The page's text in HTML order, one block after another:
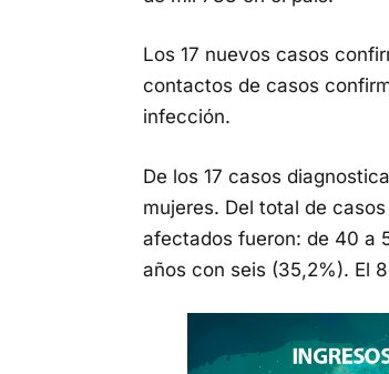
Los 17 nuevos casos
contactos de casos
infección.
De los 17 casos
mujeres. Del total de
afectados fueron: de 40 a
años con seis (35,2%). El